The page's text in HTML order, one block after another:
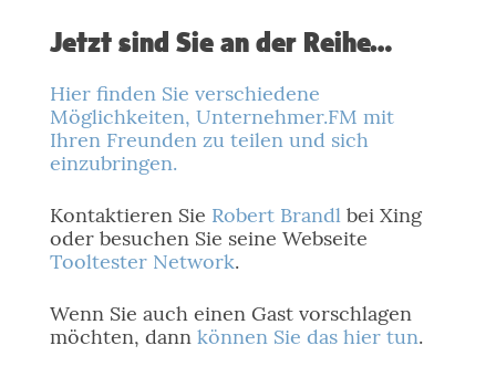
Jetzt sind Sie an der Reihe…
Hier finden Sie verschiedene
Möglichkeiten, Unternehmer.FM mit
Ihren Freunden zu teilen und sich
einzubringen.
Kontaktieren Sie Robert Brandlbei Xing
oder besuchen Sie seine Webseite
Tooltester Network.
Wenn Sie auch einen Gast vorschlagen
möchten, dann können Sie das hier tun.